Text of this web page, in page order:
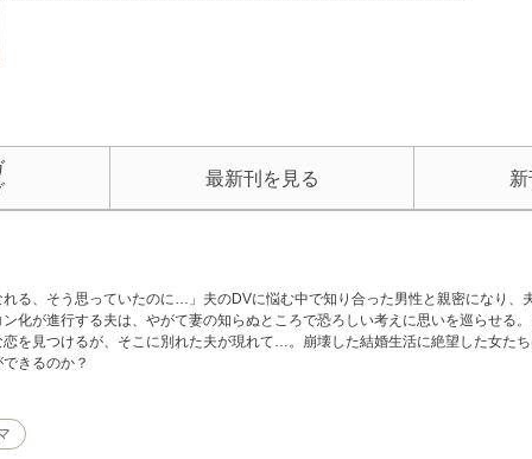
最新刊を見る
れる、そう思っていたのに…」夫のDVに悩む中で知り合った男性と親密になり、
化が進行する夫は、やがて妻の知らぬところで恐ろしい考えに思いを巡らせる
を見つけるが、そこに別れた夫が現れて…。崩壊した結婚生活に絶望した女た
きるのか？